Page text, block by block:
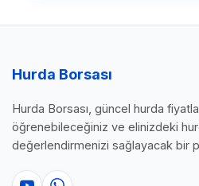
Hurda Borsası
Hurda Borsası, güncel hurda
öğrenebileceğiniz ve elinizdeki
değerlendirmenizi sağlayacak bir